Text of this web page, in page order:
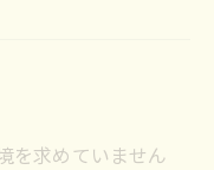
を求めていません